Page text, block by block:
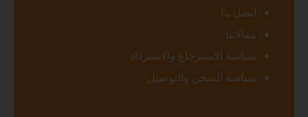
اتصل بنا
مقالاتنا
سياسة الاسترجاع والاسترداد
سياسة الشحن والتوصيل